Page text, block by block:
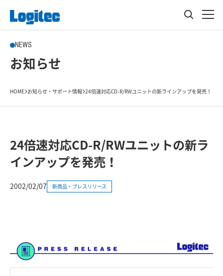
NEWS
お知らせ
HOME お知らせ・サポート情報 24倍速対応CD-R/RWユニットの新ラインアップを発売！
24倍速対応CD-R/RWユニットの新ラ
インアップを発売！
2002/02/07 新商品・プレスリリース